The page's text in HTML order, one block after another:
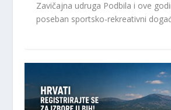
Zavičajna udruga Podbila i ove
poseban sportsko-rekreativni